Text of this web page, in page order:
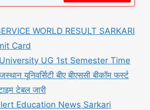
WORLD RESULT SARKARI
Card
UG 1st Semester Time
यूनिवर्सिटी बीए बीएससी बीकॉम फर्स्ट
टेबल जारी
Education News Sarkari